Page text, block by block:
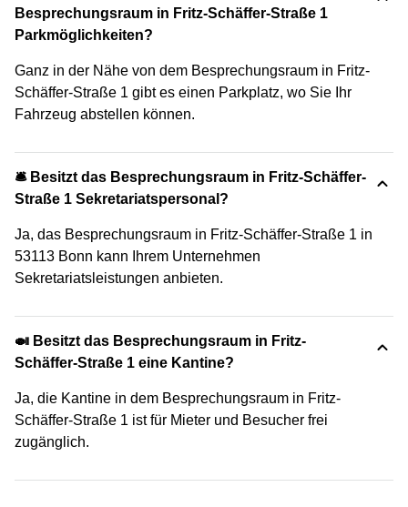
Besprechungsraum in Fritz-Schäffer-Straße 1
Parkmöglichkeiten?
Ganz in der Nähe von dem Besprechungsraum in Fritz-
Schäffer-Straße 1 gibt es einen Parkplatz, wo Sie Ihr
Fahrzeug abstellen können.
🛎 Besitzt das Besprechungsraum in Fritz-Schäffer-
Straße 1 Sekretariatspersonal?
Ja, das Besprechungsraum in Fritz-Schäffer-Straße 1 in
53113 Bonn kann Ihrem Unternehmen
Sekretariatsleistungen anbieten.
🍛 Besitzt das Besprechungsraum in Fritz-
Schäffer-Straße 1 eine Kantine?
Ja, die Kantine in dem Besprechungsraum in Fritz-
Schäffer-Straße 1 ist für Mieter und Besucher frei
zugänglich.